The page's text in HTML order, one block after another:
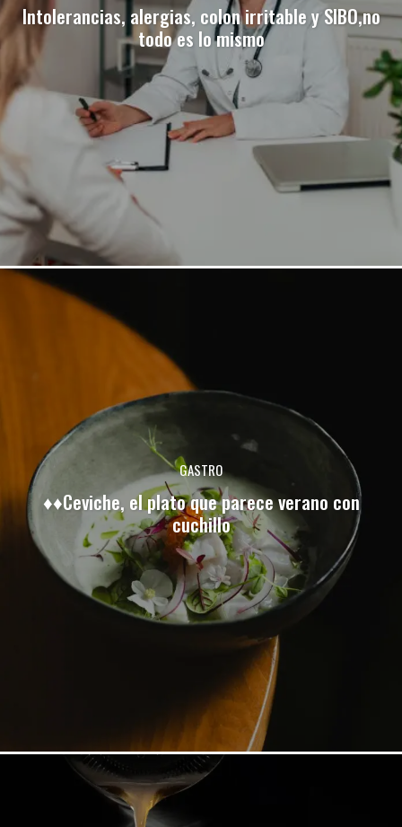
Intolerancias, alergias, colon irritable y SIBO,no
todo es lo mismo
GASTRO
♦♦Ceviche, el plato que parece verano con
cuchillo